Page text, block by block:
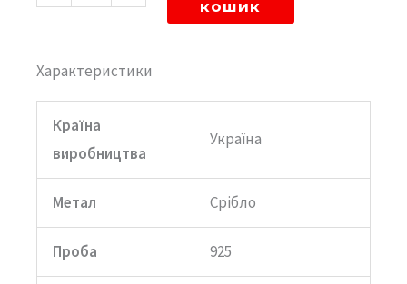
кошик
Характеристики
Країна
виробництва
Україна
Метал Срібло
Проба 925